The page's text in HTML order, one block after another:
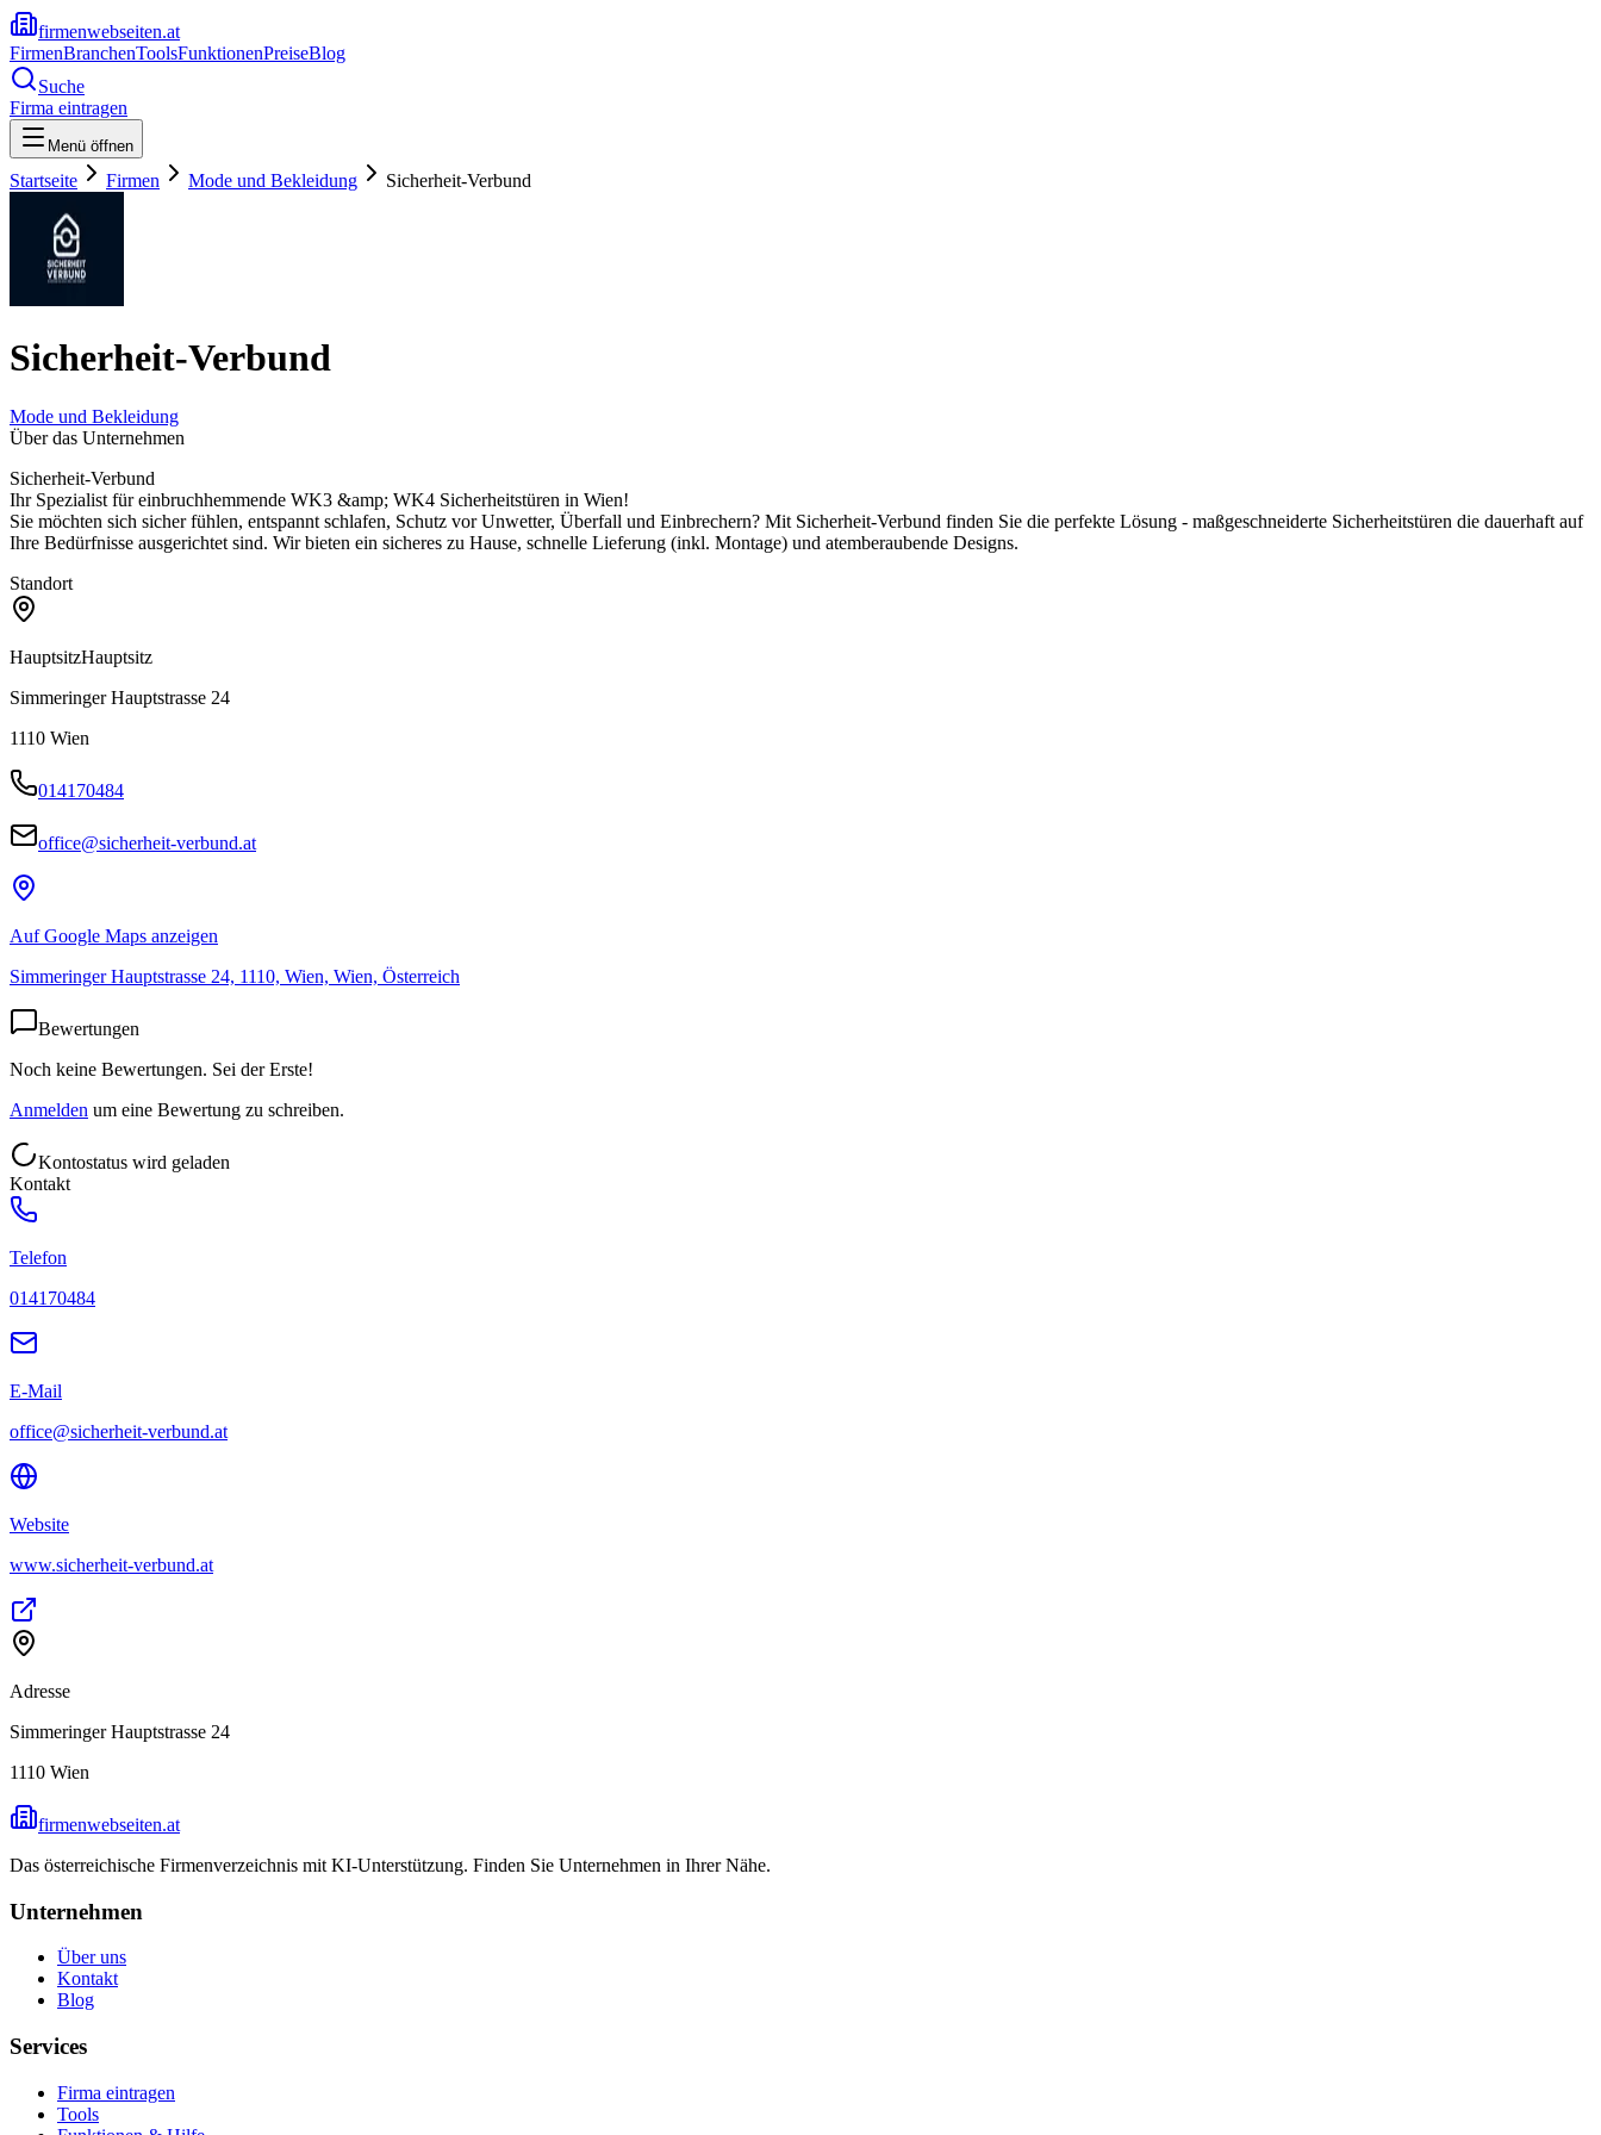
firmenwebseiten.at
FirmenBranchenToolsFunktionenPreiseBlog
Suche
Firma eintragen
Menü öffnen
Startseite Firmen Mode und Bekleidung Sicherheit-Verbund
Sicherheit-Verbund
Mode und Bekleidung
Über das Unternehmen
Sicherheit-Verbund
Ihr Spezialist für einbruchhemmende WK3 &amp; WK4 Sicherheitstüren in Wien!
Sie möchten sich sicher fühlen, entspannt schlafen, Schutz vor Unwetter, Überfall und Einbrechern? Mit Sicherheit-Verbund finden Sie die perfekte Lösung - maßgeschneiderte Sicherheitstüren die dauerhaft auf
Ihre Bedürfnisse ausgerichtet sind. Wir bieten ein sicheres zu Hause, schnelle Lieferung (inkl. Montage) und atemberaubende Designs.
Standort
HauptsitzHauptsitz
Simmeringer Hauptstrasse 24
1110 Wien
014170484
office@sicherheit-verbund.at
Auf Google Maps anzeigen
Simmeringer Hauptstrasse 24, 1110, Wien, Wien, Österreich
Bewertungen
Noch keine Bewertungen. Sei der Erste!
Anmelden um eine Bewertung zu schreiben.
Kontostatus wird geladen
Kontakt
Telefon
014170484
E-Mail
office@sicherheit-verbund.at
Website
www.sicherheit-verbund.at
Adresse
Simmeringer Hauptstrasse 24
1110 Wien
firmenwebseiten.at
Das österreichische Firmenverzeichnis mit KI-Unterstützung. Finden Sie Unternehmen in Ihrer Nähe.
Unternehmen
Über uns
Kontakt
Blog
Services
Firma eintragen
Tools